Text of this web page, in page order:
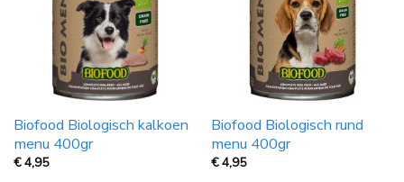
Biofood Biologisch kalkoen
menu 400gr
€4,95
Biofood Biologisch rund
menu 400gr
€4,95